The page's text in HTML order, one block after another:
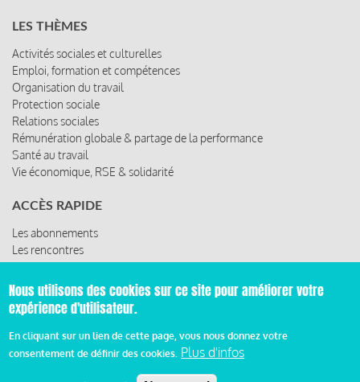
LES THÈMES
Activités sociales et culturelles
Emploi, formation et compétences
Organisation du travail
Protection sociale
Relations sociales
Rémunération globale & partage de la performance
Santé au travail
Vie économique, RSE & solidarité
ACCÈS RAPIDE
Les abonnements
Les rencontres
Les ressources
© 2019 Miroir Social - Réalisé parCafffeine
Mentions légales et condition générale d’utilisation et
Nous utilisons des cookies sur ce site pour améliorer votre
expérience d'utilisateur.
En cliquant sur un lien de cette page, vous nous donnez votre
consentement de définir des cookies. Plus d'infos